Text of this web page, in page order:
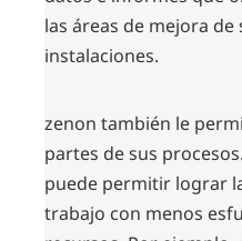
las áreas de mejora de
instalaciones.
zenon también le
partes de sus
puede permitir lograr
trabajo con menos